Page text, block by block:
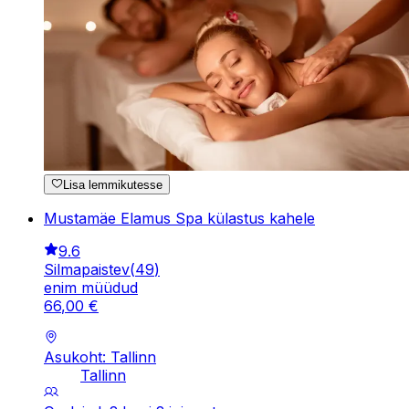
Lisa lemmikutesse
Mustamäe Elamus Spa külastus kahele
9.6
Silmapaistev(49)
enim müüdud
66,00 €
Asukoht: Tallinn
Tallinn